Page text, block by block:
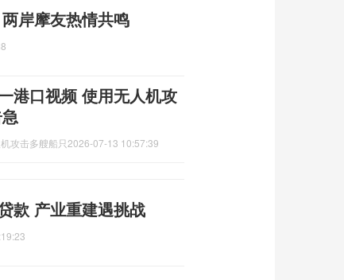
岸摩友热情共鸣
港口视频 使用无人机攻
攻击多艘船只2026-07-13 10:57:39
款 产业重建遇挑战